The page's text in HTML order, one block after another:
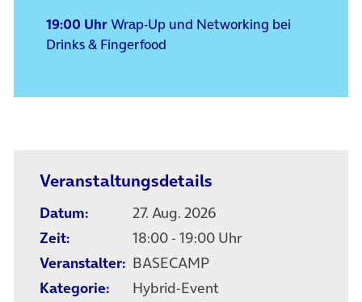
19:00 Uhr Wrap-Up und Networking bei
Drinks & Fingerfood
Veranstaltungsdetails
Datum:
27. Aug. 2026
Zeit:
18:00 - 19:00 Uhr
Veranstalter: BASECAMP
Kategorie:
Hybrid-Event